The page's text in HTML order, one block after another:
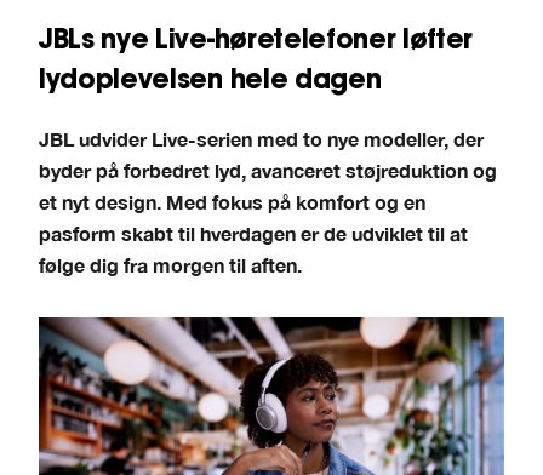
JBLs nye Live-høretelefoner løfter
lydoplevelsen hele dagen
JBL udvider Live-serien med to nye modeller, der
byder på forbedret lyd, avanceret støjreduktion og
et nyt design. Med fokus på komfort og en
pasform skabt til hverdagen er de udviklet til at
følge dig fra morgen til aften.